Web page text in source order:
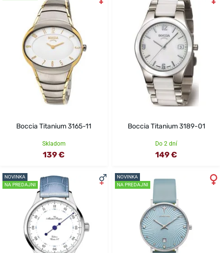
Boccia Titanium 3165-11
Skladom
139 €
Boccia Titanium 3189-01
Do 2 dní
149 €
NOVINKA
NA PREDAJNI
NOVINKA
NA PREDAJNI